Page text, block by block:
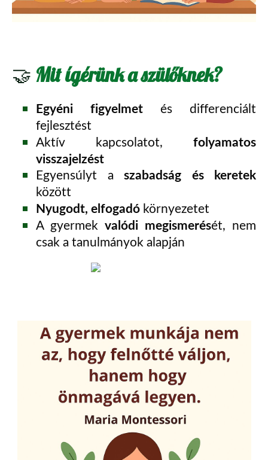
🤝 Mit ígérünk a szülőknek?
Egyéni figyelmet és differenciált
fejlesztést
Aktív kapcsolatot, folyamatos
visszajelzést
Egyensúlyt a szabadság és keretek
között
Nyugodt, elfogadó környezetet
A gyermek valódi megismerését, nem
csak a tanulmányok alapján